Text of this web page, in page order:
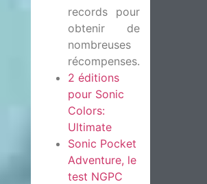
records pour
obtenir de
nombreuses
récompenses.
2 éditions
pour Sonic
Colors:
Ultimate
Sonic Pocket
Adventure, le
test NGPC